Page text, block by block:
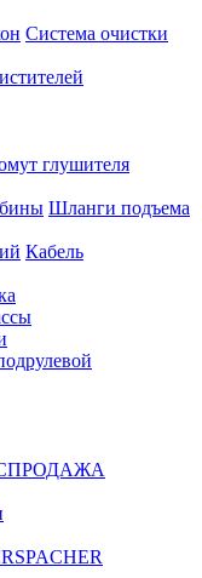
Система очистки
глушителя
Шланги подъема
Кабель